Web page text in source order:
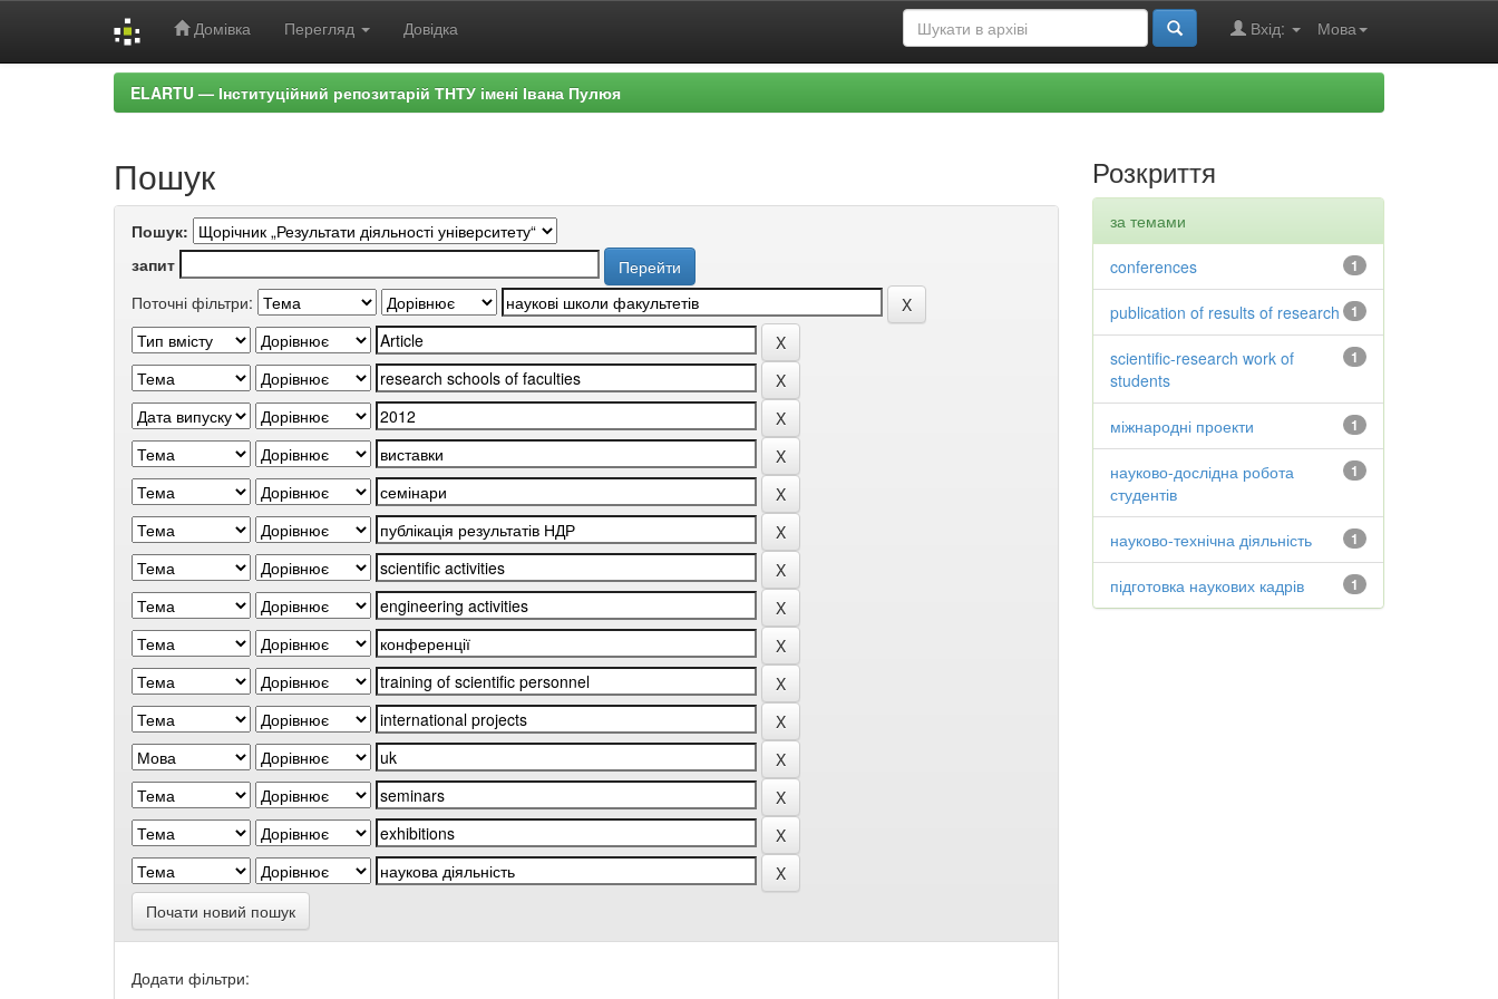
Домівка Перегляд Довідка Мова
Вхід:
ELARTU — Інституційний репозитарій ТНТУ імені Івана Пулюя
Пошук
Пошук:
запит
Поточні фільтри:
Почати новий пошук
Додати фільтри:
Розкриття
за темами
1
conferences
1
publication of results of research
1
scientific-research work of
students
1
міжнародні проекти
1
науково-дослідна робота
студентів
1
науково-технічна діяльність
1
підготовка наукових кадрів